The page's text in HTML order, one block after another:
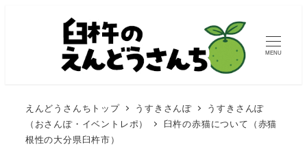
MENU
えんどうさんちトップ うすきさんぽ
うすきさんぽ
（おさんぽ・イベントレポ）
臼杵の赤猫について（赤猫
根性の大分県臼杵市）